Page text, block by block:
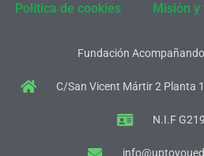
Política de cookies Misión y
Fundación
C/San Vicent Mártir 2 Planta
N.I.F